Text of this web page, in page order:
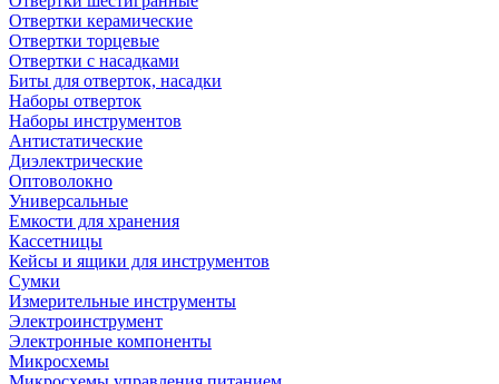
Отвертки керамические
Отвертки торцевые
Отвертки с насадками
Биты для отверток, насадки
Наборы отверток
Наборы инструментов
Антистатические
Диэлектрические
Оптоволокно
Универсальные
Емкости для хранения
Кассетницы
Кейсы и ящики для инструментов
Сумки
Измерительные инструменты
Электроинструмент
Электронные компоненты
Микросхемы